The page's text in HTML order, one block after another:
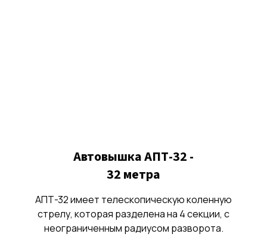
Автовышка АПТ-32 -
32 метра
АПТ-32 имеет телескопическую коленную
стрелу, которая разделена на 4 секции, с
неограниченным радиусом разворота.